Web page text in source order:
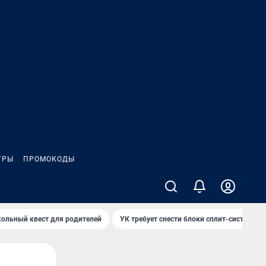
ПРОМОКОДЫ
квест для родителей УК требует снести блоки сплит-систем